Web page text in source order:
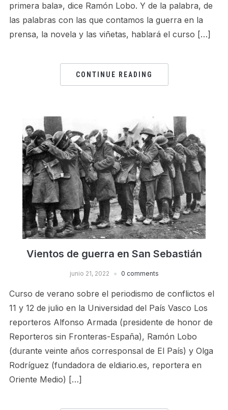
primera bala», dice Ramón Lobo. Y de la palabra, de
las palabras con las que contamos la guerra en la
prensa, la novela y las viñetas, hablará el curso […]
CONTINUE READING
Vientos de guerra en San Sebastián
junio 21, 2022 0 comments
Curso de verano sobre el periodismo de conflictos el
11 y 12 de julio en la Universidad del País Vasco Los
reporteros Alfonso Armada (presidente de honor de
Reporteros sin Fronteras-España), Ramón Lobo
(durante veinte años corresponsal de El País) y Olga
Rodríguez (fundadora de eldiario.es, reportera en
Oriente Medio) […]